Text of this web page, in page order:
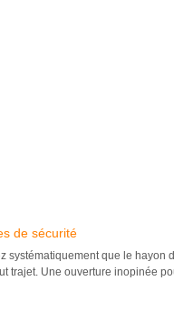
de sécurité
systématiquement que le hayon
trajet. Une ouverture inopinée